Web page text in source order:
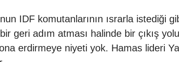
IDF komutanlarının ısrarla istediği
geri adım atması halinde bir çıkış
erdirmeye niyeti yok. Hamas lideri